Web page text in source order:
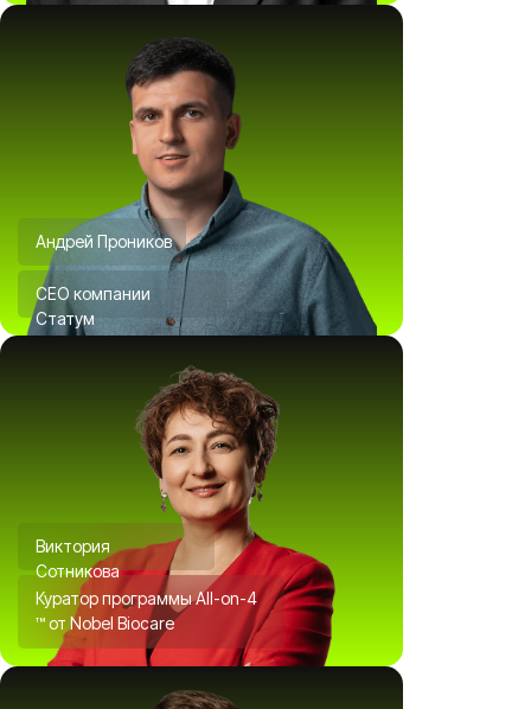
СЕО компании
Статум
Андрей Проников
Куратор программы All-on-4
™ от Nobel Biocare
Виктория
Сотникова